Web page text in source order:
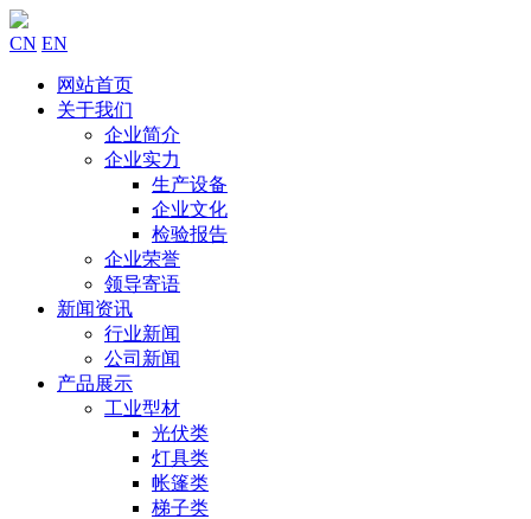
CN EN
网站首页
关于我们
企业简介
企业实力
生产设备
企业文化
检验报告
企业荣誉
领导寄语
新闻资讯
行业新闻
公司新闻
产品展示
工业型材
光伏类
灯具类
帐篷类
梯子类